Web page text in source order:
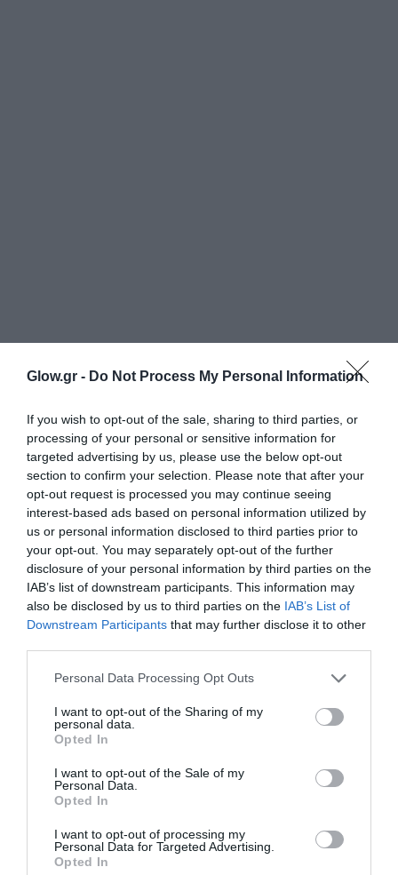
Glow.gr - Do Not Process My Personal Information
If you wish to opt-out of the sale, sharing to third parties, or
processing of your personal or sensitive information for
targeted advertising by us, please use the below opt-out
section to confirm your selection. Please note that after your
opt-out request is processed you may continue seeing
interest-based ads based on personal information utilized by
us or personal information disclosed to third parties prior to
your opt-out. You may separately opt-out of the further
disclosure of your personal information by third parties on the
IAB’s list of downstream participants. This information may
also be disclosed by us to third parties on the IAB’s List of
Downstream Participants that may further disclose it to other
Personal Data Processing Opt Outs
I want to opt-out of the Sharing of my
personal data.
Opted In
I want to opt-out of the Sale of my
Personal Data.
Opted In
I want to opt-out of processing my
Personal Data for Targeted Advertising.
Opted In